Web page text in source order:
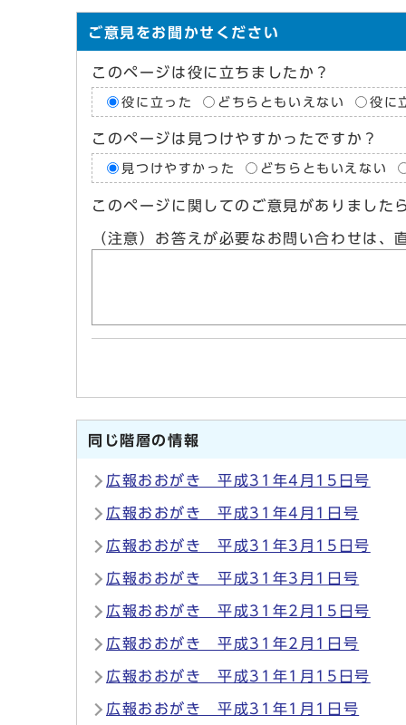
ご意見をお聞かせください
このページは役に立ちましたか？
役に立った どちらともいえない 役に
このページは見つけやすかったですか？
見つけやすかった どちらともいえない
このページに関してのご意見がありました
（注意）お答えが必要なお問い合わせは
同じ階層の情報
広報おおがき 平成31年4月15日号
広報おおがき 平成31年4月1日号
広報おおがき 平成31年3月15日号
広報おおがき 平成31年3月1日号
広報おおがき 平成31年2月15日号
広報おおがき 平成31年2月1日号
広報おおがき 平成31年1月15日号
広報おおがき 平成31年1月1日号